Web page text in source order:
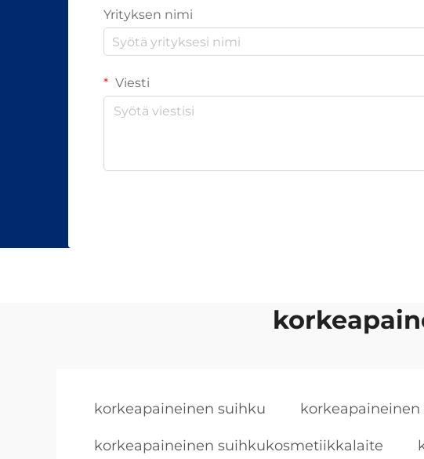
Yrityksen nimi
Viesti
korkeapaineinen suihku
korkeapaineinen suihkukosmetiikkalaite